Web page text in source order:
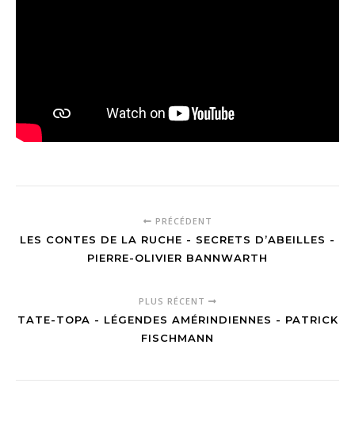
PRÉCÉDENT
LES CONTES DE LA RUCHE - SECRETS D’ABEILLES -
PIERRE-OLIVIER BANNWARTH
PLUS RÉCENT
TATE-TOPA - LÉGENDES AMÉRINDIENNES - PATRICK
FISCHMANN